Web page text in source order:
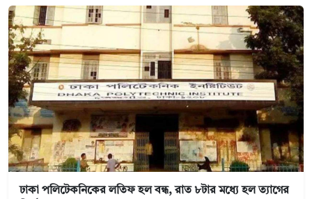
ঢাকা পলিটেকনিকের লতিফ হল বন্ধ, রাত ৮টার মধ্যে হল ত্যাগের